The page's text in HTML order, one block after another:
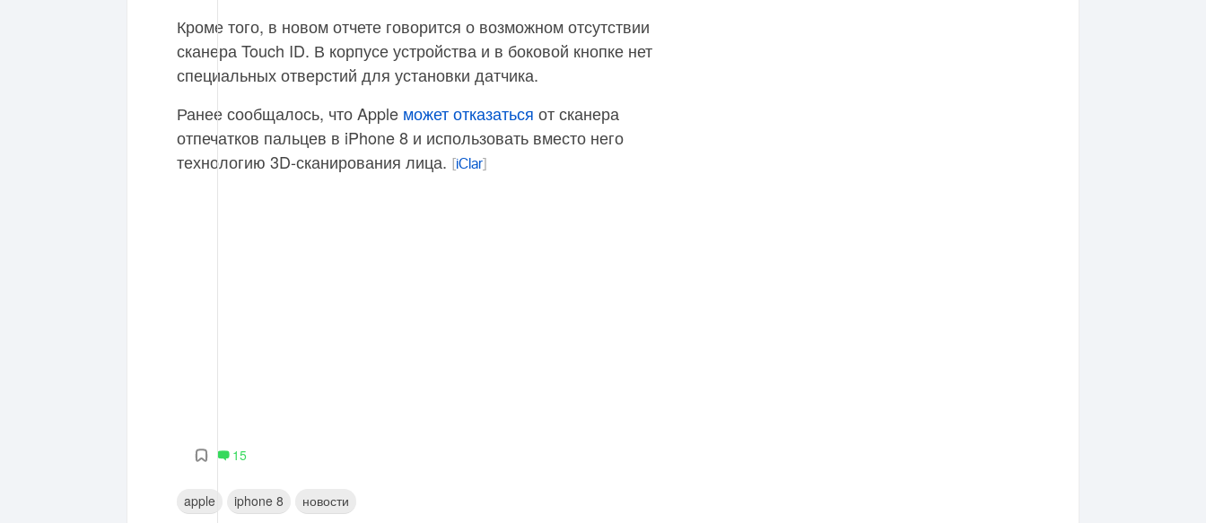
Кроме того, в новом отчете говорится о возможном отсутствии
сканера Touch ID. В корпусе устройства и в боковой кнопке нет
специальных отверстий для установки датчика.
Ранее сообщалось, что Apple может отказаться от сканера
отпечатков пальцев в iPhone 8 и использовать вместо него
технологию 3D-сканирования лица.
iClar
15
apple iphone 8 новости